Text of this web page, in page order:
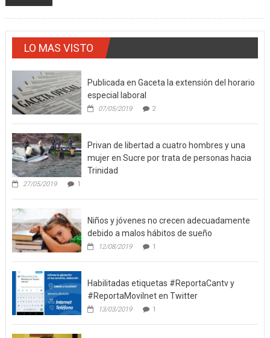
LO MAS VISTO
Publicada en Gaceta la extensión del horario
especial laboral
07/05/2019 2
Privan de libertad a cuatro hombres y una
mujer en Sucre por trata de personas hacia
Trinidad
27/05/2019 1
Niños y jóvenes no crecen adecuadamente
debido a malos hábitos de sueño
12/08/2019 1
Habilitadas etiquetas #ReportaCantv y
#ReportaMovilnet en Twitter
13/03/2019 1